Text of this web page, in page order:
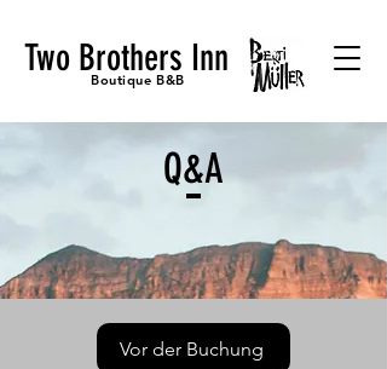
Two Brothers Inn
Boutique B&B
Vor der Buchung
Q&A